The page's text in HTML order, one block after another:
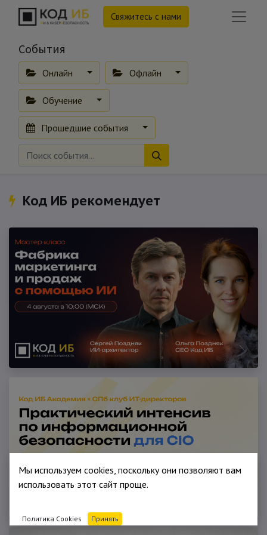
Свяжитесь с нами
События
Онлайн Офлайн
Обучение
Прошедшие события
Код ИБ рекомендует
Мы используем cookies, поскольку они позволяют вам
использовать этот сайт проще.
Политика Cookies Принять